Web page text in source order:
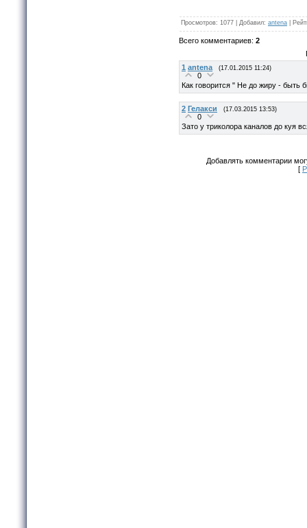
Просмотров: 1077 Добавил: antena
Всего комментариев: 2
1 antena (17.01.2015 11:24)
0
Как говорится " Не до жиру - быть
2 Гелакси (17.03.2015 13:53)
0
Зато у триколора каналов до куя
Добавлять комментарии
[